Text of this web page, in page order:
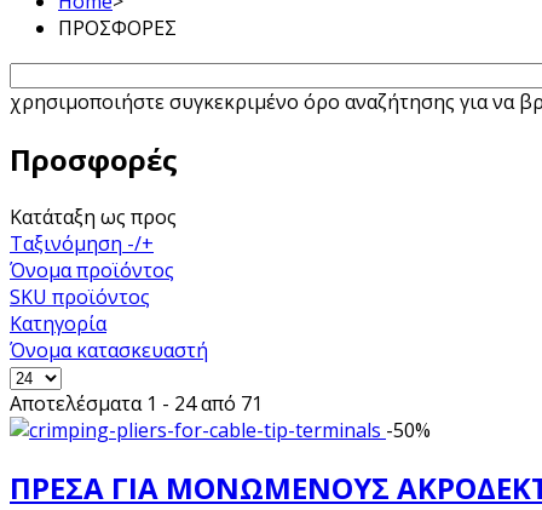
ΠΡΟΣΦΟΡΕΣ
χρησιμοποιήστε συγκεκριμένο όρο αναζήτησης για να
Προσφορές
Κατάταξη ως προς
Ταξινόμηση -/+
Όνομα προϊόντος
SKU προϊόντος
Κατηγορία
Όνομα κατασκευαστή
Αποτελέσματα 1 - 24 από 71
-50%
ΠΡΕΣΑ ΓΙΑ ΜΟΝΩΜΕΝΟΥΣ